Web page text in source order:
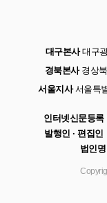
대구본사대구
경북본사경상
서울지사서울특
인터넷신문등록
발행인 · 편집인
법인명